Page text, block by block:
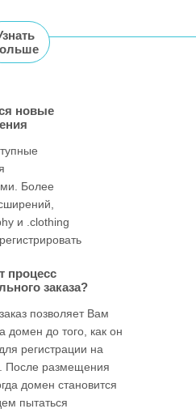
новые
Более
и .clothing
процесс
заказа?
позволяет Вам
домен до того, как он
регистрации на
После размещения
домен становится
пытаться